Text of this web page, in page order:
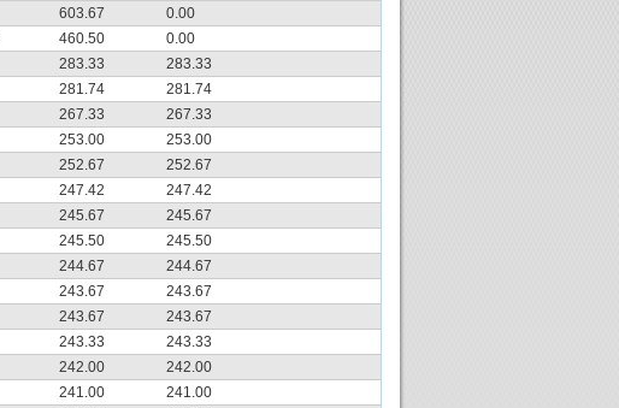
603.67
0.00
460.50
0.00
283.33
283.33
281.74
281.74
267.33
267.33
253.00
253.00
252.67
252.67
247.42
247.42
245.67
245.67
245.50
245.50
244.67
244.67
243.67
243.67
243.67
243.67
243.33
243.33
242.00
242.00
241.00
241.00